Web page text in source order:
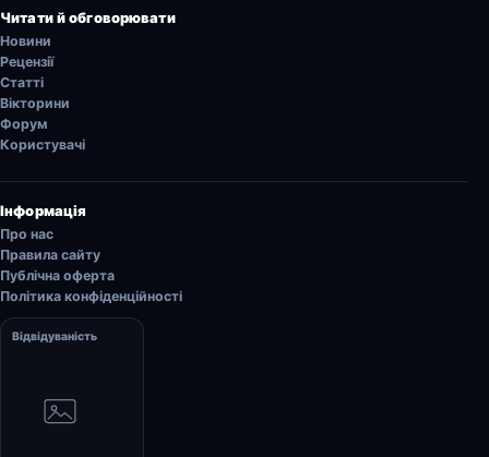
Читати й обговорювати
Новини
Рецензії
Статті
Вікторини
Форум
Користувачі
Інформація
Про нас
Правила сайту
Публічна оферта
Політика конфіденційності
Відвідуваність